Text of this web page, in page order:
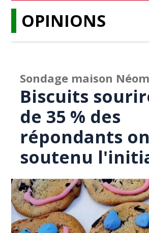
OPINIONS
Sondage maison
Biscuits
de 35 % des
répondants
soutenu